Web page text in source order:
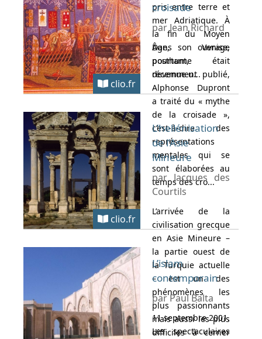
pris entre terre et
mer Adriatique. À
la fin du Moyen
Âge, Venise,
pourtant, était
devenue u...
clio.fr
croisade
par Jean Richard
Dans son ouvrage
posthume
récemment publié,
Alphonse Dupront
a traité du « mythe
de la croisade »,
c’est-à-dire des
représentations
mentales qui se
sont élaborées au
temps des cro...
clio.fr
L’hellénisation
de l’Asie
Mineure
par Jacques des
Courtils
L’arrivée de la
civilisation grecque
en Asie Mineure –
la partie ouest de
la Turquie actuelle
– est un des
phénomènes les
plus passionnants
mais aussi les plus
difficiles à cerner
L’islam
contemporain
par Paul Balta
11 septembre 2001.
Les spectaculaires